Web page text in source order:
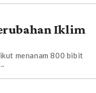
Iklim
menanam 800 bibit